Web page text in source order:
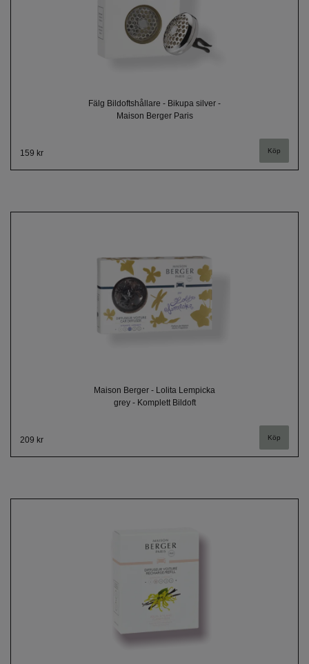
Fälg Bildoftshållare - Bikupa silver -
Maison Berger Paris
159 kr
Maison Berger - Lolita Lempicka
grey - Komplett Bildoft
209 kr